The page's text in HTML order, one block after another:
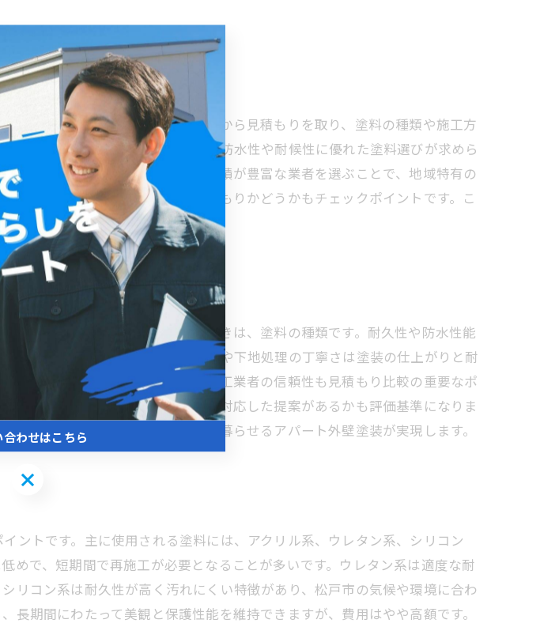
成功の鍵です。まず、複数の業者から見積もりを取り、塗料の種類や施工方
高く、塗膜の劣化が早まるため、防水性や耐候性に優れた塗料選びが求めら
ょう。近年は松戸市内での施工実績が豊富な業者を選ぶことで、地域特有の
で、追加費用が発生しにくい見積もりかどうかもチェックポイントです。こ
きる環境を整えましょう。
訣
成功に直結します。まず注目すべきは、塗料の種類です。耐久性や防水性能
の確認も欠かせません。足場設置や下地処理の丁寧さは塗装の仕上がりと耐
ないかをチェックしましょう。施工業者の信頼性も見積もり比較の重要なポ
れます。松戸市特有の気候条件に対応した提案があるかも評価基準になりま
をすることで、居住者が快適に暮らせるアパート外壁塗装が実現します。
ントです。主に使用される塗料には、アクリル系、ウレタン系、シリコン
めで、短期間で再施工が必要となることが多いです。ウレタン系は適度な耐
リコン系は耐久性が高く汚れにくい特徴があり、松戸市の気候や環境に合わ
期間にわたって美観と保護性能を維持できますが、費用はやや高額です。
合わせはこちら
合わせはこちら